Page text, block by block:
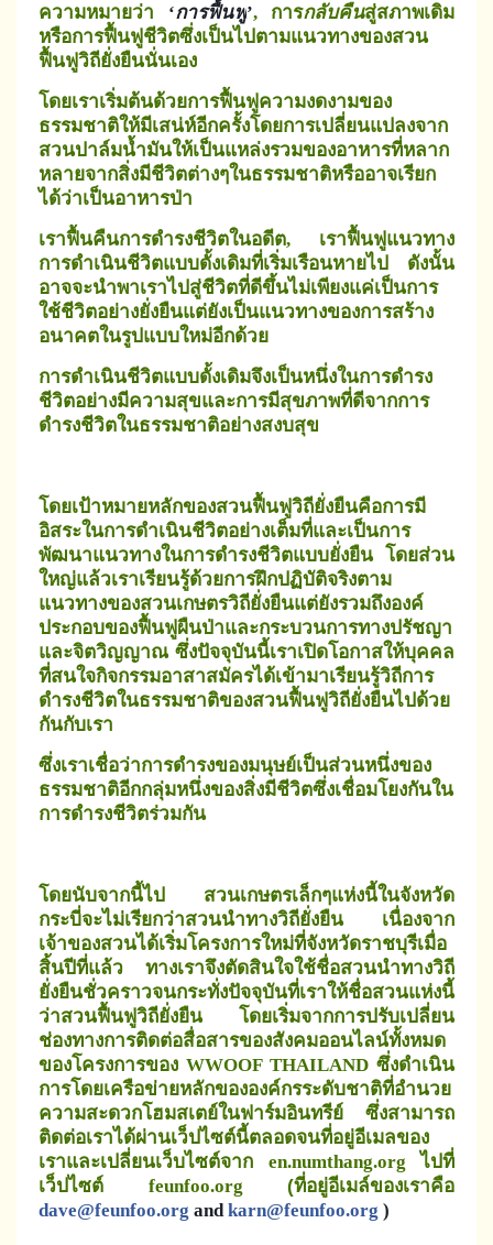
ความหมายว่า ‘การฟื้นฟู’, การกลับคืนสู่สภาพเดิม
หรือการฟื้นฟูชีวิตซึ่งเป็นไปตามแนวทางของสวน
ฟื้นฟูวิถียั่งยืนนั่นเอง
โดยเราเริ่มต้นด้วยการฟื้นฟูความงดงามของ
ธรรมชาติให้มีเสน่ห์อีกครั้งโดยการเปลี่ยนแปลงจาก
สวนปาล์มน้ำมันให้เป็นแหล่งรวมของอาหารที่หลาก
หลายจากสิ่งมีชีวิตต่างๆในธรรมชาติหรืออาจเรียก
ได้ว่าเป็นอาหารป่า
เราฟื้นคืนการดำรงชีวิตในอดีต, เราฟื้นฟูแนวทาง
การดำเนินชีวิตแบบดั้งเดิมที่เริ่มเรือนหายไป ดังนั้น
อาจจะนำพาเราไปสู่ชีวิตที่ดีขึ้นไม่เพียงแค่เป็นการ
ใช้ชีวิตอย่างยั่งยืนแต่ยังเป็นแนวทางของการสร้าง
อนาคตในรูปแบบใหม่อีกด้วย
การดำเนินชีวิตแบบดั้งเดิมจึงเป็นหนึ่งในการดำรง
ชีวิตอย่างมีความสุขและการมีสุขภาพที่ดีจากการ
ดำรงชีวิตในธรรมชาติอย่างสงบสุข
โดยเป้าหมายหลักของสวนฟื้นฟูวิถียั่งยืนคือการมี
อิสระในการดำเนินชีวิตอย่างเต็มที่และเป็นการ
พัฒนาแนวทางในการดำรงชีวิตแบบยั่งยืน โดยส่วน
ใหญ่แล้วเราเรียนรู้ด้วยการฝึกปฏิบัติจริงตาม
แนวทางของสวนเกษตรวิถียั่งยืนแต่ยังรวมถึงองค์
ประกอบของฟื้นฟูผืนป่าและกระบวนการทางปรัชญา
และจิตวิญญาณ ซึ่งปัจจุบันนี้เราเปิดโอกาสให้บุคคล
ที่สนใจกิจกรรมอาสาสมัครได้เข้ามาเรียนรู้วิถีการ
ดำรงชีวิตในธรรมชาติของสวนฟื้นฟูวิถียั่งยืนไปด้วย
กันกับเรา
ซึ่งเราเชื่อว่าการดำรงของมนุษย์เป็นส่วนหนึ่งของ
ธรรมชาติอีกกลุ่มหนึ่งของสิ่งมีชีวิตซึ่งเชื่อมโยงกันใน
การดำรงชีวิตร่วมกัน
โดยนับจากนี้ไป สวนเกษตรเล็กๆแห่งนี้ในจังหวัด
กระบี่จะไม่เรียกว่าสวนนำทางวิถียั่งยืน เนื่องจาก
เจ้าของสวนได้เริ่มโครงการใหม่ที่จังหวัดราชบุรีเมื่อ
สิ้นปีที่แล้ว ทางเราจึงตัดสินใจใช้ชื่อสวนนำทางวิถี
ยั่งยืนชั่วคราวจนกระทั่งปัจจุบันที่เราให้ชื่อสวนแห่งนี้
ว่าสวนฟื้นฟูวิถียั่งยืน โดยเริ่มจากการปรับเปลี่ยน
ช่องทางการติดต่อสื่อสารของสังคมออนไลน์ทั้งหมด
ของโครงการของ WWOOF THAILAND ซึ่งดำเนิน
การโดยเครือข่ายหลักขององค์กรระดับชาติที่อำนวย
ความสะดวกโฮมสเตย์ในฟาร์มอินทรีย์ ซึ่งสามารถ
ติดต่อเราได้ผ่านเว็ปไซต์นี้ตลอดจนที่อยู่อีเมลของ
เราและเปลี่ยนเว็บไซต์จาก en.numthang.org ไปที่
เว็ปไซต์ feunfoo.org (ที่อยู่อีเมล์ของเราคือ
dave@feunfoo.org andkarn@feunfoo.org )